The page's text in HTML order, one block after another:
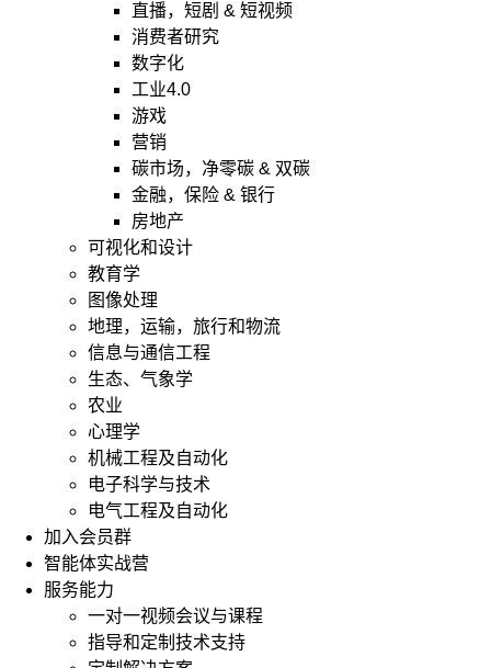
直播，短剧 & 短视频
消费者研究
数字化
工业4.0
游戏
营销
碳市场，净零碳 & 双碳
金融，保险 & 银行
房地产
可视化和设计
教育学
图像处理
地理，运输，旅行和物流
信息与通信工程
生态、气象学
农业
心理学
机械工程及自动化
电子科学与技术
电气工程及自动化
加入会员群
智能体实战营
服务能力
一对一视频会议与课程
指导和定制技术支持